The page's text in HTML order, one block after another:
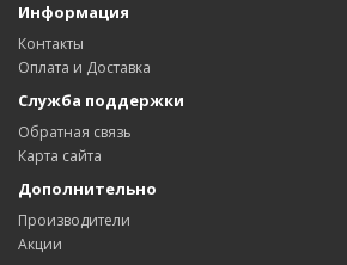
Информация
Контакты
Оплата и Доставка
Служба поддержки
Обратная связь
Карта сайта
Дополнительно
Производители
Акции